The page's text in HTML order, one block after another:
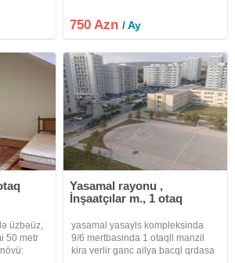
vaditcanin xidmət haql. 20%
fayizdir.
750 Azn/ Ay
üzbəüz,
50 metr
Yasamal rayonu ,
İnşaatçılar m., 1 otaq
yasamal yasayls kompleksinda
9/6 mertbasinda 1 otaqll manzil
kira verlir ganc ailya bacql qrdasa